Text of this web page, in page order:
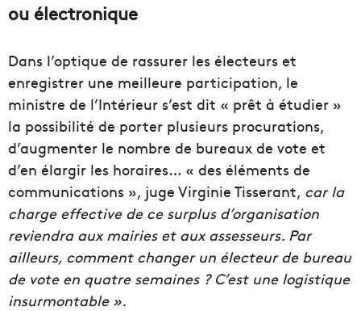
ou électronique
Dans l’optique de rassurer les électeurs et
enregistrer une meilleure participation, le
ministre de l’Intérieur s’est dit « prêt à étudier »
la possibilité de porter plusieurs procurations,
d’augmenter le nombre de bureaux de vote et
d’en élargir les horaires… « des éléments de
communications », juge Virginie Tisserant, car la
charge effective de ce surplus d’organisation
reviendra aux mairies et aux assesseurs. Par
ailleurs, comment changer un électeur de bureau
de vote en quatre semaines ? C’est une logistique
insurmontable ».